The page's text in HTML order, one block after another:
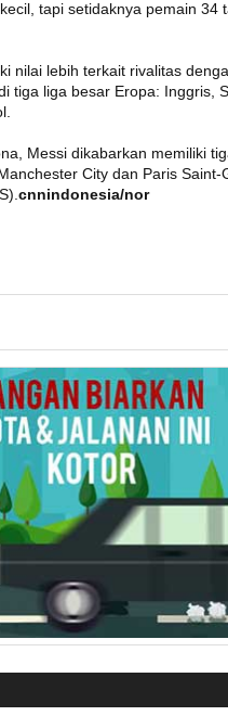
tapi setidaknya pemain 34
nilai lebih terkait rivalitas
tiga liga besar Eropa: Inggris,
Messi dikabarkan memiliki
City dan Paris
cnnindonesia/nor